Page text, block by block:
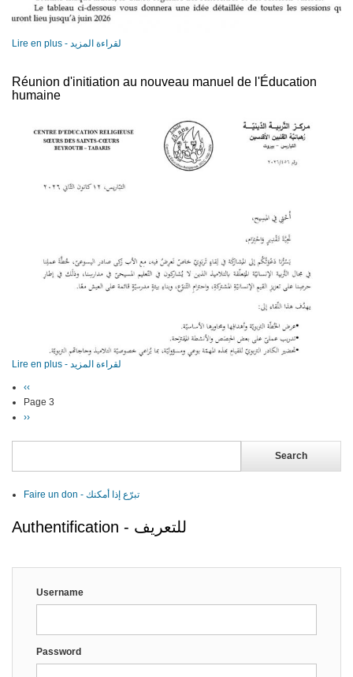
Lire en plus - لقراءة المزيد
Réunion d'initiation au nouveau manuel de l'Éducation
humaine
Lire en plus - لقراءة المزيد
Pagination
Previous
page
‹‹
Page 3
Next
››
Faire un don - تبرّع إذا أمكنك
Authentification - للتعريف
Username
Password